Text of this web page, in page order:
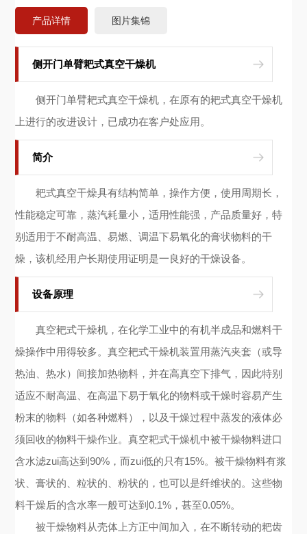
产品详情 图片集锦
侧开门单臂耙式真空干燥机
侧开门单臂耙式真空干燥机，在原有的耙式真空干燥机
上进行的改进设计，已成功在客户处应用。
简介
耙式真空干燥具有结构简单，操作方便，使用周期长，
性能稳定可靠，蒸汽耗量小，适用性能强，产品质量好，特
别适用于不耐高温、易燃、调温下易氧化的膏状物料的干
燥，该机经用户长期使用证明是一良好的干燥设备。
设备原理
真空耙式干燥机，在化学工业中的有机半成品和燃料干
燥操作中用得较多。真空耙式干燥机装置用蒸汽夹套（或导
热油、热水）间接加热物料，并在高真空下排气，因此特别
适应不耐高温、在高温下易于氧化的物料或干燥时容易产生
粉末的物料（如各种燃料），以及干燥过程中蒸发的液体必
须回收的物料干燥作业。真空耙式干燥机中被干燥物料进口
含水滤zui高达到90%，而zui低的只有15%。被干燥物料有浆
状、膏状的、粒状的、粉状的，也可以是纤维状的。这些物
料干燥后的含水率一般可达到0.1%，甚至0.05%。
被干燥物料从壳体上方正中间加入，在不断转动的耙齿